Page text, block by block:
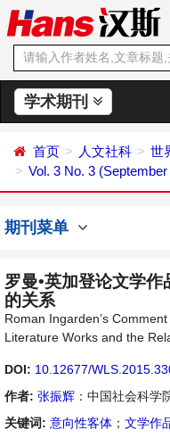
学术期刊
首页 人文社科
世
Vol. 3 No. 3 (September
期刊菜单
罗曼•英加登论文学
的关系
Roman Ingarden’s
Literature Works and the
DOI: 10.12677/
作者: 张振辉 ：中国社会科学
关键词: 意向性客体 ； 文学作